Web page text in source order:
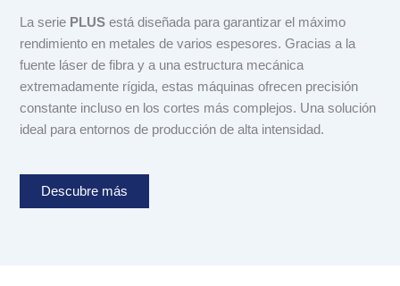
La serie PLUSestá diseñada para garantizar el máximo
rendimiento en metales de varios espesores. Gracias a la
fuente láser de fibra y a una estructura mecánica
extremadamente rígida, estas máquinas ofrecen precisión
constante incluso en los cortes más complejos. Una solución
ideal para entornos de producción de alta intensidad.
Descubre más